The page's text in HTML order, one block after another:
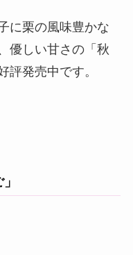
に栗の風味豊かな
優しい甘さの「秋
評発売中です。